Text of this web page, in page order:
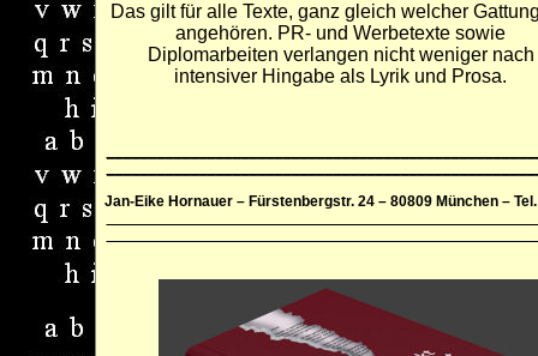
Das gilt für alle Texte, ganz gleich welcher
angehören. PR- und Werbetexte sowie
Diplomarbeiten verlangen nicht weniger nach
intensiver Hingabe als Lyrik und Prosa.
Jan-Eike Hornauer – Fürstenbergstr. 24 – 80809 München –